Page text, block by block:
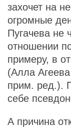
захочет на
огромные
Пугачева не
отношении
примеру, в
(Алла
прим. ред.).
себе
А причина